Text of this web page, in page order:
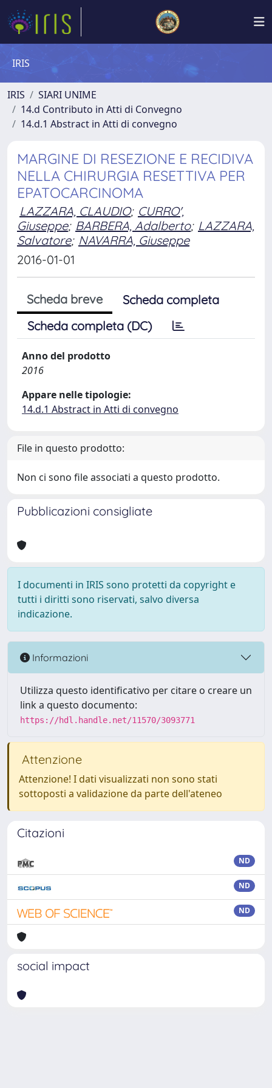
IRIS
IRIS
SIARI UNIME
14.d Contributo in Atti di Convegno
14.d.1 Abstract in Atti di convegno
MARGINE DI RESEZIONE E RECIDIVA
NELLA CHIRURGIA RESETTIVA PER
EPATOCARCINOMA
LAZZARA, CLAUDIO; CURRO',
Giuseppe; BARBERA, Adalberto; LAZZARA,
Salvatore; NAVARRA, Giuseppe
2016-01-01
Scheda breve
Scheda completa
Scheda completa (DC)
Anno del prodotto
2016
Appare nelle tipologie:
14.d.1 Abstract in Atti di convegno
File in questo prodotto:
Non ci sono file associati a questo prodotto.
Pubblicazioni consigliate
I documenti in IRIS sono protetti da copyright e
tutti i diritti sono riservati, salvo diversa
indicazione.
Informazioni
Utilizza questo identificativo per citare o creare un
link a questo documento:
https://hdl.handle.net/11570/3093771
Attenzione
Attenzione! I dati visualizzati non sono stati
sottoposti a validazione da parte dell'ateneo
Citazioni
ND
ND
ND
social impact